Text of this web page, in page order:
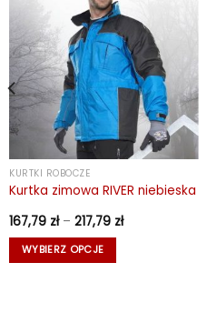
KURTKI ROBOCZE
Kurtka zimowa RIVER niebieska
167,79 zł – 217,79 złZakres
WYBIERZ OPCJE